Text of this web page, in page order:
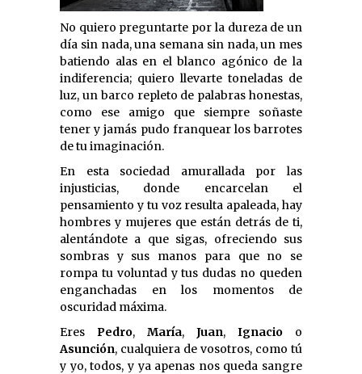
No quiero preguntarte por la dureza de un
día sin nada, una semana sin nada, un mes
batiendo alas en el blanco agónico de la
indiferencia; quiero llevarte toneladas de
luz, un barco repleto de palabras honestas,
como ese amigo que siempre soñaste
tener y jamás pudo franquear los barrotes
de tu imaginación.
En esta sociedad amurallada por las
injusticias, donde encarcelan el
pensamiento y tu voz resulta apaleada, hay
hombres y mujeres que están detrás de ti,
alentándote a que sigas, ofreciendo sus
sombras y sus manos para que no se
rompa tu voluntad y tus dudas no queden
enganchadas en los momentos de
oscuridad máxima.
Eres Pedro, María, Juan, Ignacio o
Asunción, cualquiera de vosotros, como tú
y yo, todos, y ya apenas nos queda sangre